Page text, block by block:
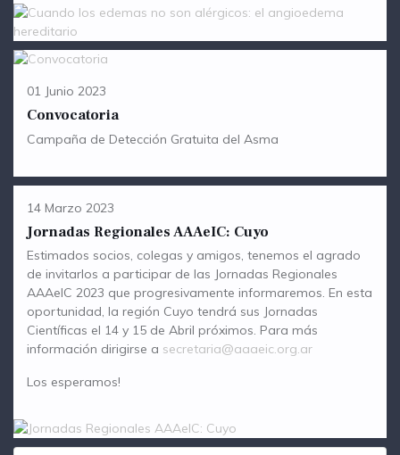
01 Junio 2023
Convocatoria
Campaña de Detección Gratuita del Asma
14 Marzo 2023
Jornadas Regionales AAAeIC: Cuyo
Estimados socios, colegas y amigos, tenemos el agrado
de invitarlos a participar de las Jornadas Regionales
AAAeIC 2023 que progresivamente informaremos. En esta
oportunidad, la región Cuyo tendrá sus Jornadas
Científicas el 14 y 15 de Abril próximos. Para más
información dirigirse a secretaria@aaaeic.org.ar
Los esperamos!